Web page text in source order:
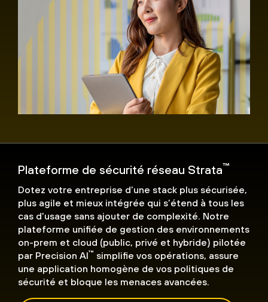
Plateforme de sécurité réseau Strata™
Dotez votre entreprise d’une stack plus sécurisée,
plus agile et mieux intégrée qui s’étend à tous les
cas d’usage sans ajouter de complexité. Notre
plateforme unifiée de gestion des environnements
on-prem et cloud (public, privé et hybride) pilotée
par Precision AI™ simplifie vos opérations, assure
une application homogène de vos politiques de
sécurité et bloque les menaces avancées.